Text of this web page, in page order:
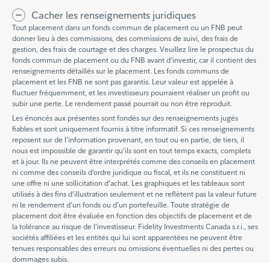
Cacher les renseignements juridiques
Tout placement dans un fonds commun de placement ou un FNB peut
donner lieu à des commissions, des commissions de suivi, des frais de
gestion, des frais de courtage et des charges. Veuillez lire le prospectus du
fonds commun de placement ou du FNB avant d’investir, car il contient des
renseignements détaillés sur le placement. Les fonds communs de
placement et les FNB ne sont pas garantis. Leur valeur est appelée à
fluctuer fréquemment, et les investisseurs pourraient réaliser un profit ou
subir une perte. Le rendement passé pourrait ou non être reproduit.
Les énoncés aux présentes sont fondés sur des renseignements jugés
fiables et sont uniquement fournis à titre informatif. Si ces renseignements
reposent sur de l’information provenant, en tout ou en partie, de tiers, il
nous est impossible de garantir qu’ils sont en tout temps exacts, complets
et à jour. Ils ne peuvent être interprétés comme des conseils en placement
ni comme des conseils d’ordre juridique ou fiscal, et ils ne constituent ni
une offre ni une sollicitation d’achat. Les graphiques et les tableaux sont
utilisés à des fins d’illustration seulement et ne reflètent pas la valeur future
ni le rendement d’un fonds ou d’un portefeuille. Toute stratégie de
placement doit être évaluée en fonction des objectifs de placement et de
la tolérance au risque de l’investisseur. Fidelity Investments Canada s.r.i., ses
sociétés affiliées et les entités qui lui sont apparentées ne peuvent être
tenues responsables des erreurs ou omissions éventuelles ni des pertes ou
dommages subis.